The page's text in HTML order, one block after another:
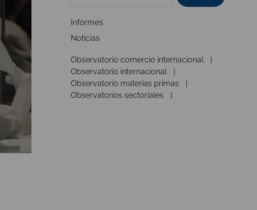
Informes
Noticias
Observatorio comercio internacional
Observatorio internacional
Observatorio materias primas
Observatorios sectoriales